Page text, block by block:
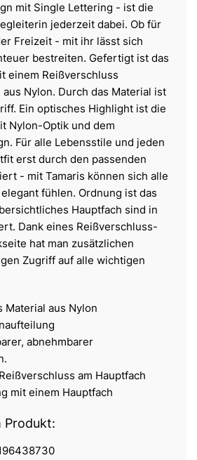
mit Single Lettering - ist die
jederzeit dabei. Ob für
Freizeit - mit ihr lässt sich
bestreiten. Gefertigt ist das
einem Reißverschluss
Nylon. Durch das Material ist
Ein optisches Highlight ist die
Nylon-Optik und dem
Für alle Lebensstile und jeden
erst durch den passenden
- mit Tamaris können sich alle
fühlen. Ordnung ist das
Hauptfach sind in
Dank eines Reißverschluss-
hat man zusätzlichen
Zugriff auf alle wichtigen
Material aus Nylon
abnehmbarer
am Hauptfach
mit einem Hauptfach
Produkt: